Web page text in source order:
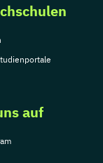
auf